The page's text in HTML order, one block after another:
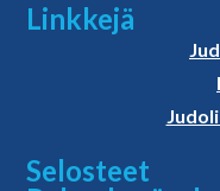
Linkkejä
Selosteet